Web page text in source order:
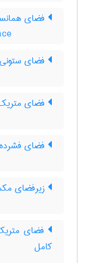
فضای
فضای ستونی
فضای
فضای فشرده
زیرفضای
فضای
کامل